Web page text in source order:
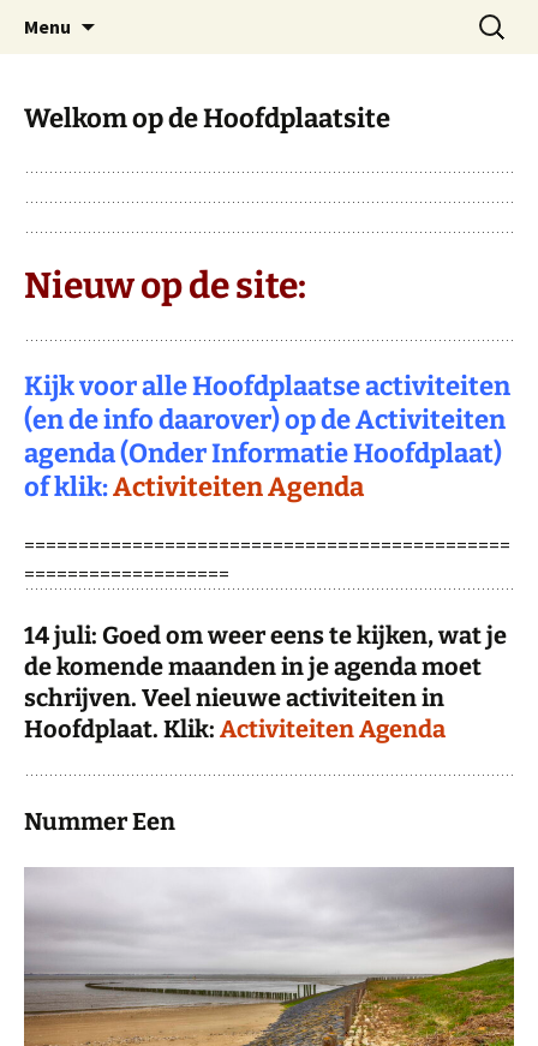
Hoofdplaat.com
Dorp achter de dijk
Menu
Zoeken
naar:
Welkom op de Hoofdplaatsite
Nieuw op de site:
Kijk voor alle Hoofdplaatse activiteiten
(en de info daarover) op de Activiteiten
agenda (Onder Informatie Hoofdplaat)
of klik:Activiteiten Agenda
=============================================
===================
14 juli: Goed om weer eens te kijken, wat je
de komende maanden in je agenda moet
schrijven. Veel nieuwe activiteiten in
Hoofdplaat. Klik: Activiteiten Agenda
Nummer Een